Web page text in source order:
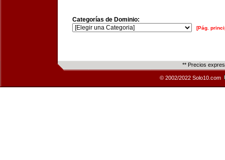
Categorías de Dominio:
[Pág.
** Precios
© 2002/2022 Solo10.com